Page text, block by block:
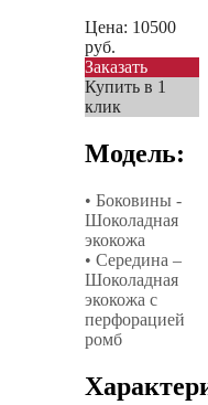
Цена: 10500
руб.
Заказать
Купить в 1
клик
Модель:
• Боковины -
Шоколадная
экокожа
• Середина –
Шоколадная
экокожа с
перфорацией
ромб